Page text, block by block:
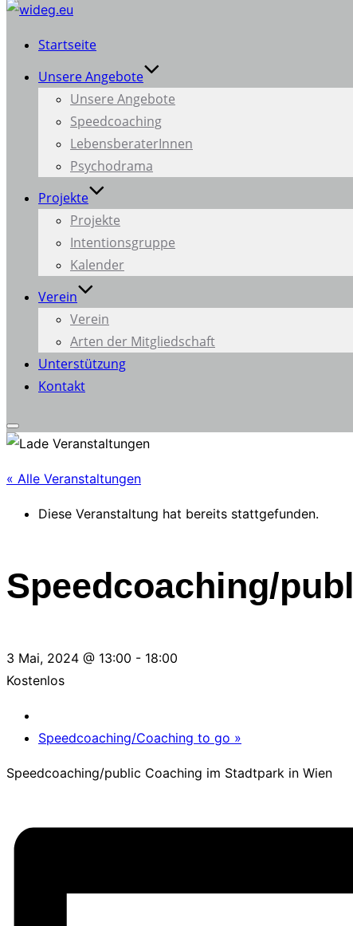
Zum
springenStartseite
Unsere Angebote
Unsere Angebote
Speedcoaching
LebensberaterInnen
Psychodrama
Projekte
Projekte
Intentionsgruppe
Kalender
Verein
Verein
Arten der Mitgliedschaft
Unterstützung
Kontakt
Seitenleiste
Navigation
« Alle Veranstaltungen
Diese Veranstaltung hat bereits stattgefunden.
Speedcoaching/
3 Mai, 2024 @ 13:00 - 18:00
Kostenlos
Speedcoaching/Coaching to go »
Speedcoaching/public Coaching im Stadtpark in Wien